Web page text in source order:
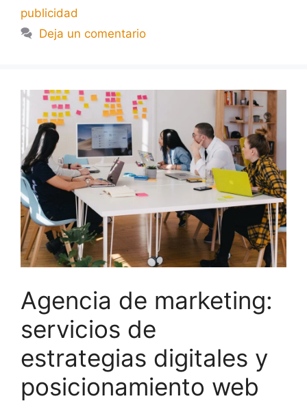
publicidad
Deja un comentario
Agencia de marketing:
servicios de
estrategias digitales y
posicionamiento web